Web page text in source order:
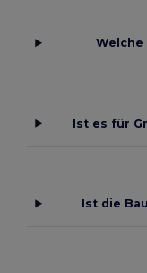
Welche
Ist es für
Ist die